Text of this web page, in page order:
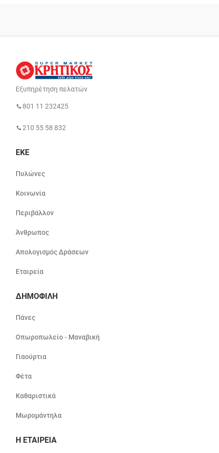
Εξυπηρέτηση πελατών
801 11 232425
210 55 58 832
ΕΚΕ
Πυλώνες
Κοινωνία
Περιβάλλον
Άνθρωπος
Απολογισμός Δράσεων
Εταιρεία
ΔΗΜΟΦΙΛΗ
Πάνες
Οπωροπωλείο - Μαναβική
Γιαούρτια
Φέτα
Καθαριστικά
Μωρομάντηλα
Η ΕΤΑΙΡΕΙΑ